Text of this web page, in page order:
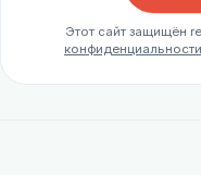
Этот сайт защищён
конфиденциальности